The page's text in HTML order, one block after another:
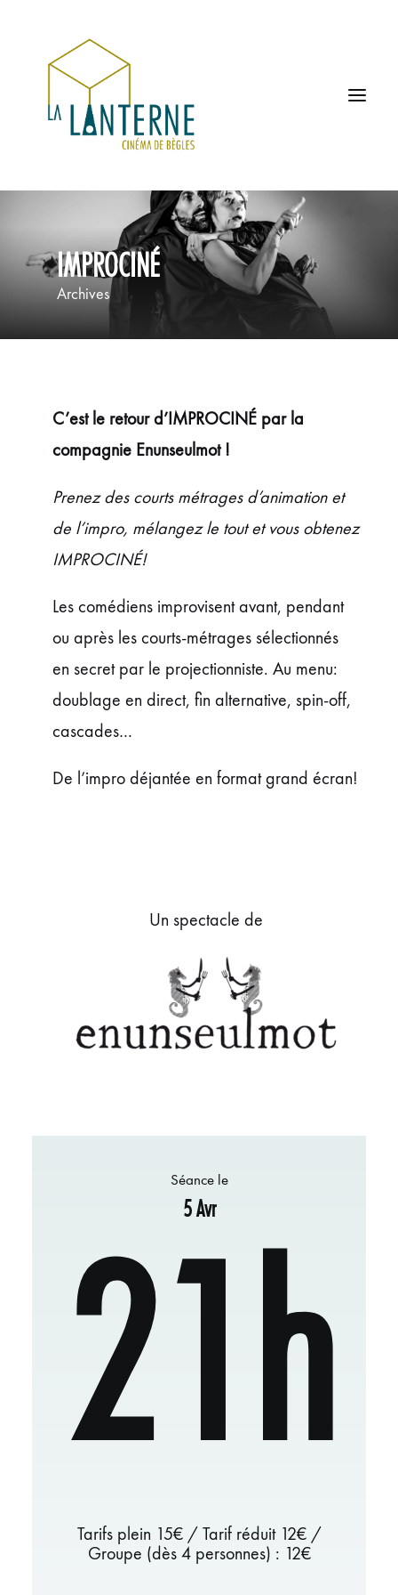
LES HORAIRES
JEUNE PUBLIC ET ADOS
IMPROCINÉ
Archives
C’est le retour d’IMPROCINÉ par la
compagnie Enunseulmot !
Prenez des courts métrages d’animation et
de l’impro, mélangez le tout et vous obtenez
IMPROCINÉ!
Les comédiens improvisent avant, pendant
ou après les courts-métrages sélectionnés
en secret par le projectionniste. Au menu:
doublage en direct, fin alternative, spin-off,
cascades…
De l’impro déjantée en format grand écran!
Un spectacle de
Séance le
5 Avr
21h
Tarifs plein 15€ / Tarif réduit 12€ /
Groupe (dès 4 personnes) : 12€